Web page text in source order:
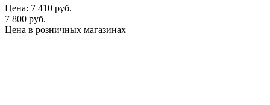
Цена: 7 410 руб.
7 800 руб.
Цена в розничных магазинах